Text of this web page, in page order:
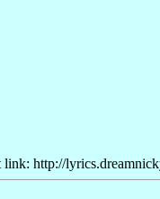
link: http://